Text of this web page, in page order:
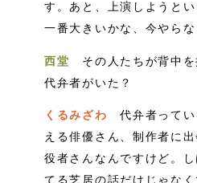
す。あと、上演しようと
一番大きいかな、今やら
西堂 その人たちが背中
代弁者がいた？
くるみざわ代弁者って
える俳優さん、制作者に
役者さんなんですけど。
てる芝居の話だけじゃな